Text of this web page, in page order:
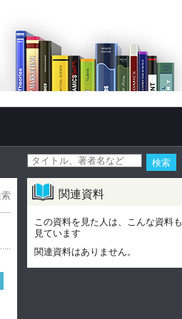
関連資料
この資料を見た人は、こんな資料も
見ています
関連資料はありません。